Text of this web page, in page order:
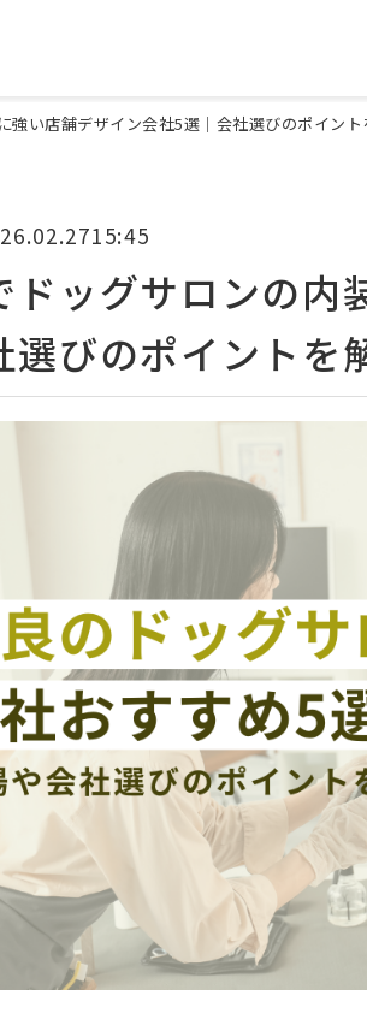
強い店舗デザイン会社5選｜会社選びのポイン
15:45
ドッグサロンの内
選びのポイントを